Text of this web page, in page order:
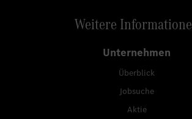
Weitere
Unternehmen
Überblick
Jobsuche
Aktie